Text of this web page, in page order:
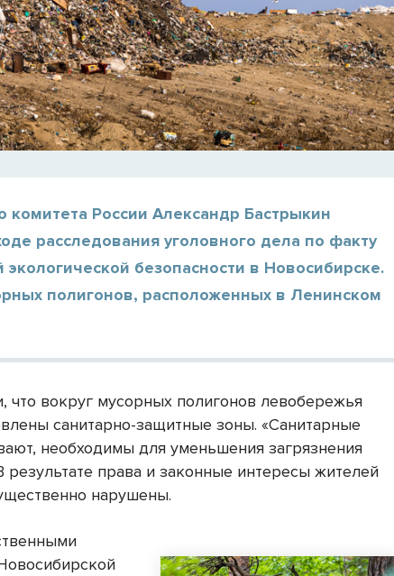
комитета России Александр Бастрыкин
расследования уголовного дела по факту
безопасности в Новосибирске.
полигонов, расположенных в Ленинском
что вокруг мусорных полигонов левобережья
санитарно-защитные зоны. «Санитарные
необходимы для уменьшения загрязнения
результате права и законные интересы жителей
нарушены.